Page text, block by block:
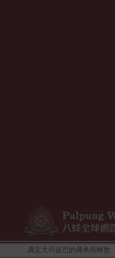
廣定大司徒巴的傳承與轉世